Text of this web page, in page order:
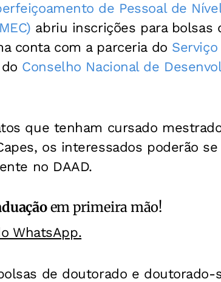
de Pessoal de
abriu inscrições para bolsas
conta com a parceria do
Conselho Nacional de
que tenham cursado
os interessados poderão
no DAAD.
em primeira mão!
WhatsApp.
de doutorado e doutorado-